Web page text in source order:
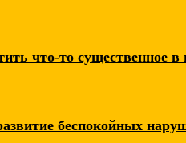
что-то существенное в
беспокойных